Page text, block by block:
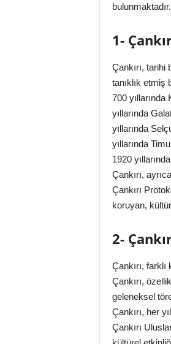
1-
Çankırı,
tanıklık etmiş
700
yıllarında
yıllarında
yıllarında
1920
Çankırı,
Çankırı
koruyan,
2-
Çankırı,
Çankırı,
geleneksel
Çankırı, her
Çankırı